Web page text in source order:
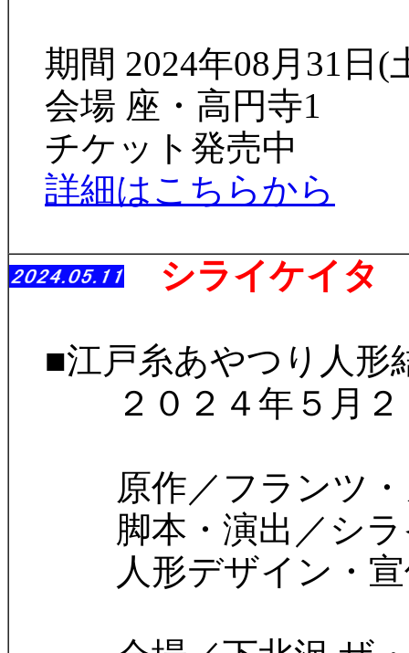
期間 2024年08月31日(
会場 座・高円寺1
チケット発売中
詳細はこちらから
シライケイタ
■江戸糸あやつり人形
２０２４年５月２９
原作／フランツ・
脚本・演出／シラ
人形デザイン・宣